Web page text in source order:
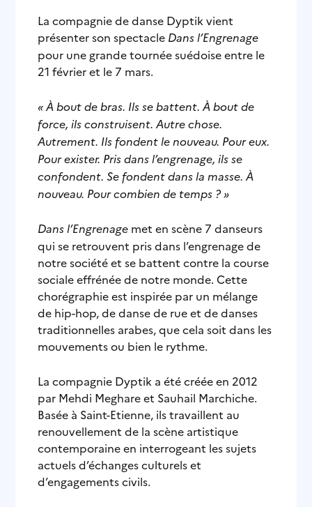
La compagnie de danse Dyptik vient
présenter son spectacle Dans l’Engrenage
pour une grande tournée suédoise entre le
21 février et le 7 mars.
« À bout de bras. Ils se battent. À bout de
force, ils construisent. Autre chose.
Autrement. Ils fondent le nouveau. Pour eux.
Pour exister. Pris dans l’engrenage, ils se
confondent. Se fondent dans la masse. À
nouveau. Pour combien de temps ? »
Dans l’Engrenage met en scène 7 danseurs
qui se retrouvent pris dans l’engrenage de
notre société et se battent contre la course
sociale effrénée de notre monde. Cette
chorégraphie est inspirée par un mélange
de hip-hop, de danse de rue et de danses
traditionnelles arabes, que cela soit dans les
mouvements ou bien le rythme.
La compagnie Dyptik a été créée en 2012
par Mehdi Meghare et Sauhail Marchiche.
Basée à Saint-Etienne, ils travaillent au
renouvellement de la scène artistique
contemporaine en interrogeant les sujets
actuels d’échanges culturels et
d’engagements civils.